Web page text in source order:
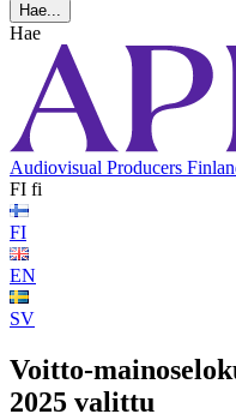
Hae...
Hae
Audiovisual Producers
FI fi
FI
EN
SV
Voitto-
2025 valittu